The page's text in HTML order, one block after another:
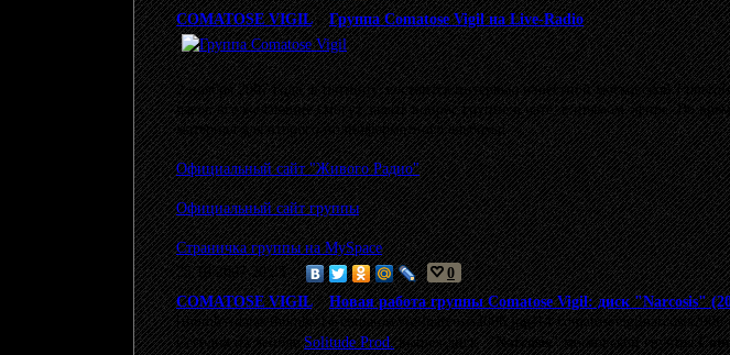
COMATOSE VIGIL>Группа Comatose Vigil на Live-Radio
2 ноября 2007 года, в пятницу, состоится интервью известной московской
часов все желающие смогут задать вопрос группе в чате, в прямом эфире. Во
материал для второго полноформатного альбома!
Официальный сайт "Живого Радио"
Официальный сайт группы
Страничка группы на MySpace
25.10.2007 20:25
0
COMATOSE VIGIL>Новая работа группы Comatose Vigil: диск "Narcosis"
[thumb=/datas/thumbs/14-comatosevigilnarcosis2006.jpg]14-
Сегодня на лейблеSolitude Prod.вышел диск"Narcosis"московской группы